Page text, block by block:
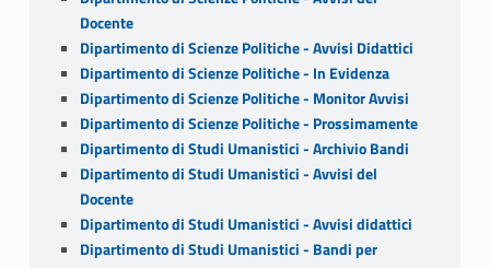
Docente
Dipartimento di Scienze Politiche - Avvisi Didattici
Dipartimento di Scienze Politiche - In Evidenza
Dipartimento di Scienze Politiche - Monitor Avvisi
Dipartimento di Scienze Politiche - Prossimamente
Dipartimento di Studi Umanistici - Archivio Bandi
Dipartimento di Studi Umanistici - Avvisi del
Docente
Dipartimento di Studi Umanistici - Avvisi didattici
Dipartimento di Studi Umanistici - Bandi per